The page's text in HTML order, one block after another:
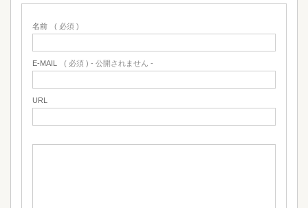
名前 ( 必須 )
E-MAIL ( 必須 ) - 公開されません -
URL